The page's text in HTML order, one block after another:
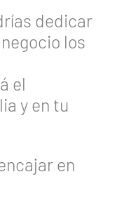
dedicar
los
el
y en tu
en